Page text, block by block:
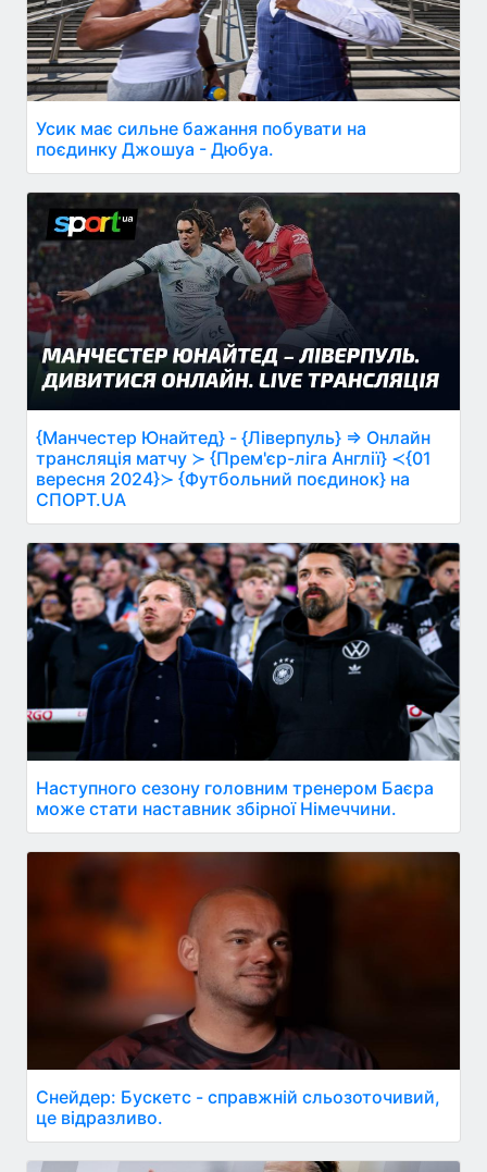
Усик має сильне бажання побувати на
поєдинку Джошуа - Дюбуа.
{Манчестер Юнайтед} - {Ліверпуль} ⇒ Онлайн
трансляція матчу ≻ {Прем'єр-ліга Англії} ≺{01
вересня 2024}≻ {Футбольний поєдинок} на
СПОРТ.UA
Наступного сезону головним тренером Баєра
може стати наставник збірної Німеччини.
Снейдер: Бускетс - справжній сльозоточивий,
це відразливо.